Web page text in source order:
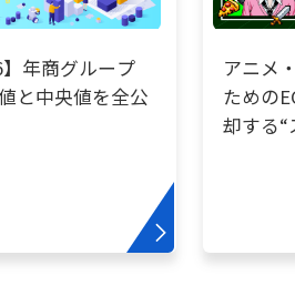
】年商グループ
と中央値を全公
アニメ
ための
却する